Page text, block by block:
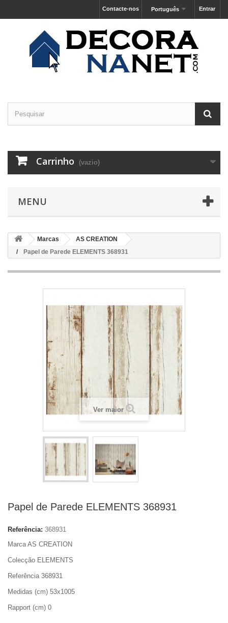
Entrar
Português
Contacte-nos
Carrinho (vazio)
MENU
Marcas
AS CREATION
Papel de Parede ELEMENTS 368931
Ver maior
Papel de Parede ELEMENTS 368931
Referência: 368931
Marca AS CREATION
Colecção ELEMENTS
Referência 368931
Medidas (cm) 53x1005
Rapport (cm) 0